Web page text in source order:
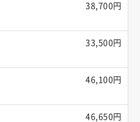
38,700円
33,500円
46,100円
46,650円